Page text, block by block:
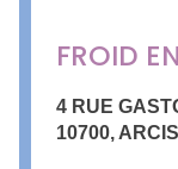
FROID
4 RUE
10700,